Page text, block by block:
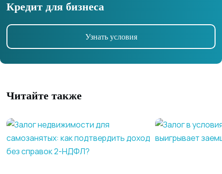
Кредит для бизнеса
Узнать условия
Читайте также